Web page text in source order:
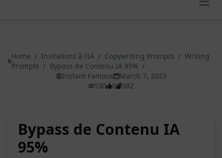
Home / Invitations à l’IA / Copywriting Prompts / Writing
Prompts / Bypass de Contenu IA 95% /
Instant Famous
March 7, 2023
530
0 382
Bypass de Contenu IA
95%